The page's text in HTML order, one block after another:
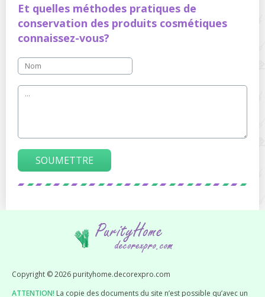
Et quelles méthodes pratiques de
conservation des produits cosmétiques
connaissez-vous?
SOUMETTRE
Copyright © 2026 purityhome.decorexpro.com
ATTENTION! La copie des documents du site n’est possible qu’avec un